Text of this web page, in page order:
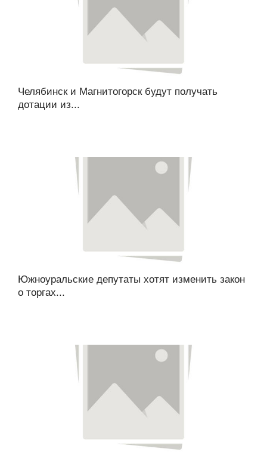
Челябинск и Магнитогорск будут получать
дотации из...
Южноуральские депутаты хотят изменить закон
о торгах...